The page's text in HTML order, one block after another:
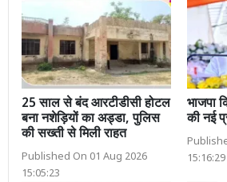
25 साल से बंद आरटीडीसी होटल
बना नशेड़ियों का अड्डा, पुलिस
की सख्ती से मिली राहत
Published On 01 Aug 2026
15:05:23
भाजपा
की नई
15:16:29